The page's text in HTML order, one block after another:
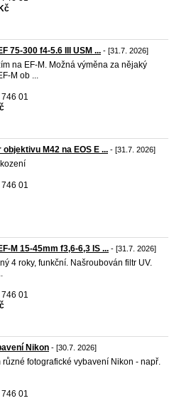
75-300 f4-5.6 III USM ... - [31.7. 2026]
na EF-M. Možná výměna za nějaký
M ob ...
01
M42 na EOS E ... - [31.7. 2026]
01
M 15-45mm f3,6-6,3 IS ... - [31.7. 2026]
4 roky, funkční. Našroubován filtr UV.
01
Nikon - [30.7. 2026]
různé fotografické vybavení Nikon - např.
01